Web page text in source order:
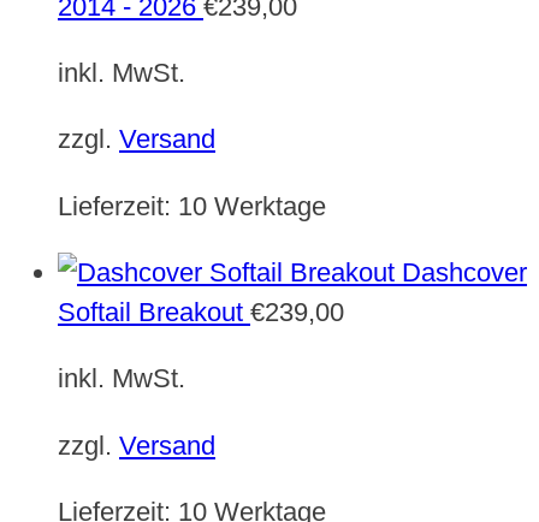
2014 - 2026 €239,00
inkl. MwSt.
zzgl. Versand
Lieferzeit: 10 Werktage
Dashcover
Softail Breakout €239,00
inkl. MwSt.
zzgl. Versand
Lieferzeit: 10 Werktage